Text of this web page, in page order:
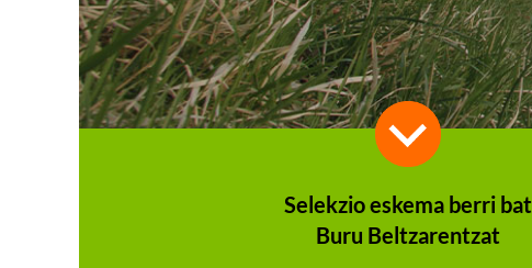
Selekzio eskema berri bat
Buru Beltzarentzat